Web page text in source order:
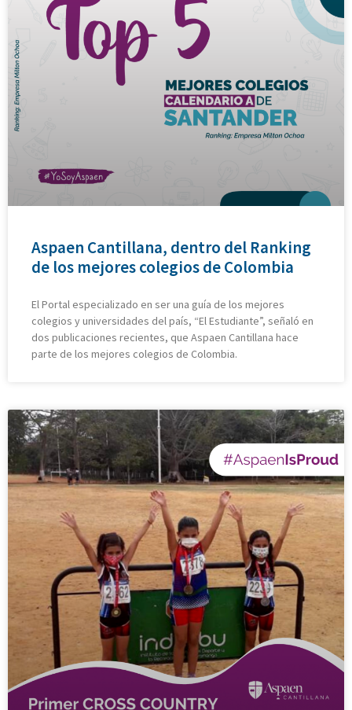
Aspaen Cantillana, dentro del Ranking
de los mejores colegios de Colombia
El Portal especializado en ser una guía de los mejores
colegios y universidades del país, “El Estudiante”, señaló en
dos publicaciones recientes, que Aspaen Cantillana hace
parte de los mejores colegios de Colombia.